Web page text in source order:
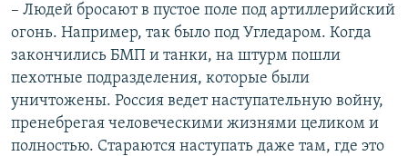
– Людей бросают в пустое поле под артиллерийский
огонь. Например, так было под Угледаром. Когда
закончились БМП и танки, на штурм пошли
пехотные подразделения, которые были
уничтожены. Россия ведет наступательную войну,
пренебрегая человеческими жизнями целиком и
полностью. Стараются наступать даже там, где это